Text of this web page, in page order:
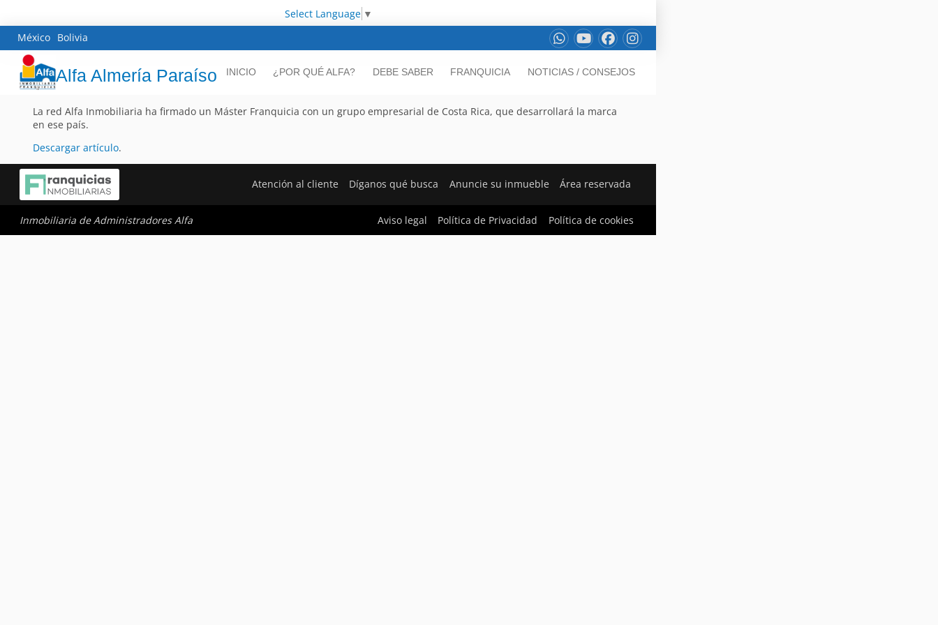
Select Language ▼
México Bolivia
Alfa Almería Paraíso INICIO ¿POR QUÉ ALFA? DEBE SABER FRANQUICIA NOTICIAS / CONSEJOS
La red Alfa Inmobiliaria ha firmado un Máster Franquicia con un grupo empresarial de Costa Rica, que desarrollará la marca
en ese país.
Descargar artículo.
Atención al cliente Díganos qué busca Anuncie su inmueble Área reservada
Inmobiliaria de Administradores Alfa Aviso legal Política de Privacidad Política de cookies